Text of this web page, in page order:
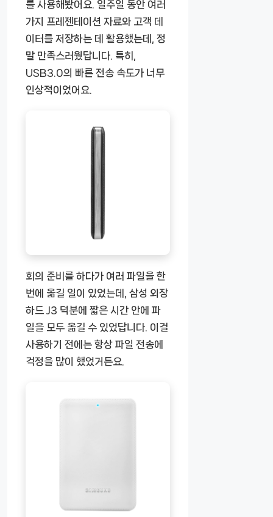
를 사용해봤어요. 일주일 동안 여러
가지 프레젠테이션 자료와 고객 데
이터를 저장하는 데 활용했는데, 정
말 만족스러웠답니다. 특히,
USB3.0의 빠른 전송 속도가 너무
인상적이었어요.
회의 준비를 하다가 여러 파일을 한
번에 옮길 일이 있었는데, 삼성 외장
하드 J3 덕분에 짧은 시간 안에 파
일을 모두 옮길 수 있었답니다. 이걸
사용하기 전에는 항상 파일 전송에
걱정을 많이 했었거든요.